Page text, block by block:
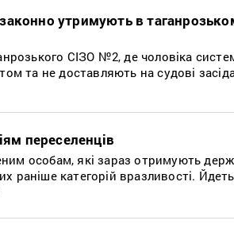
утримують в
СІЗО №2, де чоловіка
та не доставляють на судові
переселенців
особам, які зараз отримують
раніше категорій вразливості.